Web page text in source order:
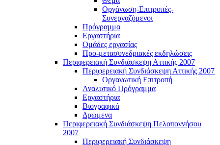
Οργάνωση-Επιτροπές-
Συνεργαζόμενοι
Πρόγραμμα
Εργαστήρια
Ομάδες εργασίας
Προ-μετασυνεδριακές εκδηλώσεις
Περιφερειακή Συνδιάσκεψη Αττικής 2007
Περιφερειακή Συνδιάσκεψη Αττικής 2007
Οργανωτική Επιτροπή
Αναλυτικό Πρόγραμμα
Εργαστήρια
Βιογραφικά
Δρώμενα
Περιφερειακή Συνδιάσκεψη Πελοποννήσου
2007
Περιφερειακή Συνδιάσκεψη